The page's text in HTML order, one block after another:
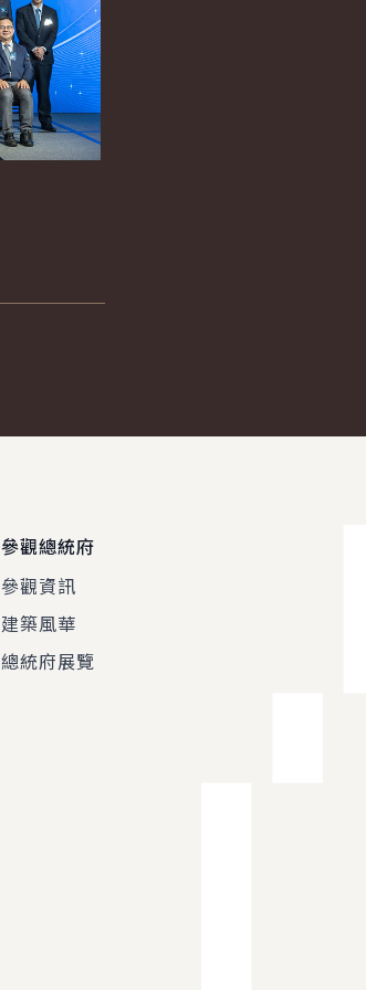
參觀總統府
參觀資訊
建築風華
總統府展覽